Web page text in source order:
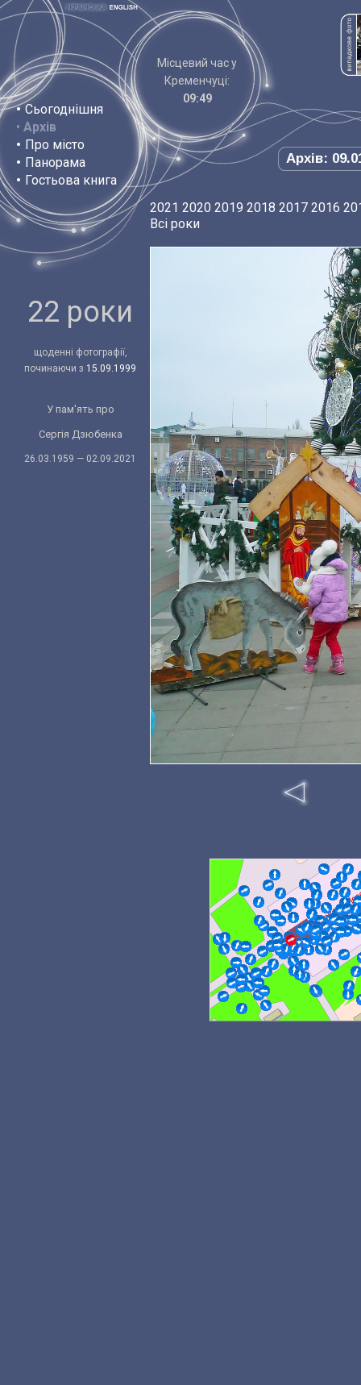
• Сьогоднішня
• Архів
• Про місто
• Панорама
• Гостьова книга
Місцевий час у
Кременчуці:
09:49
Архів:
22 роки
щоденні фотографії,
починаючи з 15.09.1999
У пам'ять про
Сергія Дзюбенка
26.03.1959 — 02.09.2021
2021 2020 2019 2018 2017 2016
Всі роки